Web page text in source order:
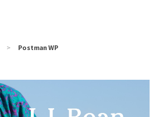
> Postman WP